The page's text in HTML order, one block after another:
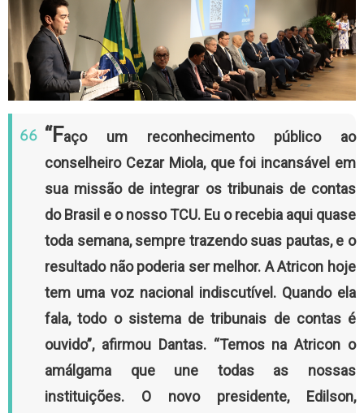
“Faço um reconhecimento público ao
conselheiro Cezar Miola, que foi incansável em
sua missão de integrar os tribunais de contas
do Brasil e o nosso TCU. Eu o recebia aqui quase
toda semana, sempre trazendo suas pautas, e o
resultado não poderia ser melhor. A Atricon hoje
tem uma voz nacional indiscutível. Quando ela
fala, todo o sistema de tribunais de contas é
ouvido”, afirmou Dantas. “Temos na Atricon o
amálgama que une todas as nossas
instituições. O novo presidente, Edilson,